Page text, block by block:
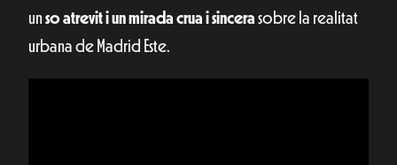
unso atrevit i un mirada crua i sincera sobre la realitat
urbana de Madrid Este.